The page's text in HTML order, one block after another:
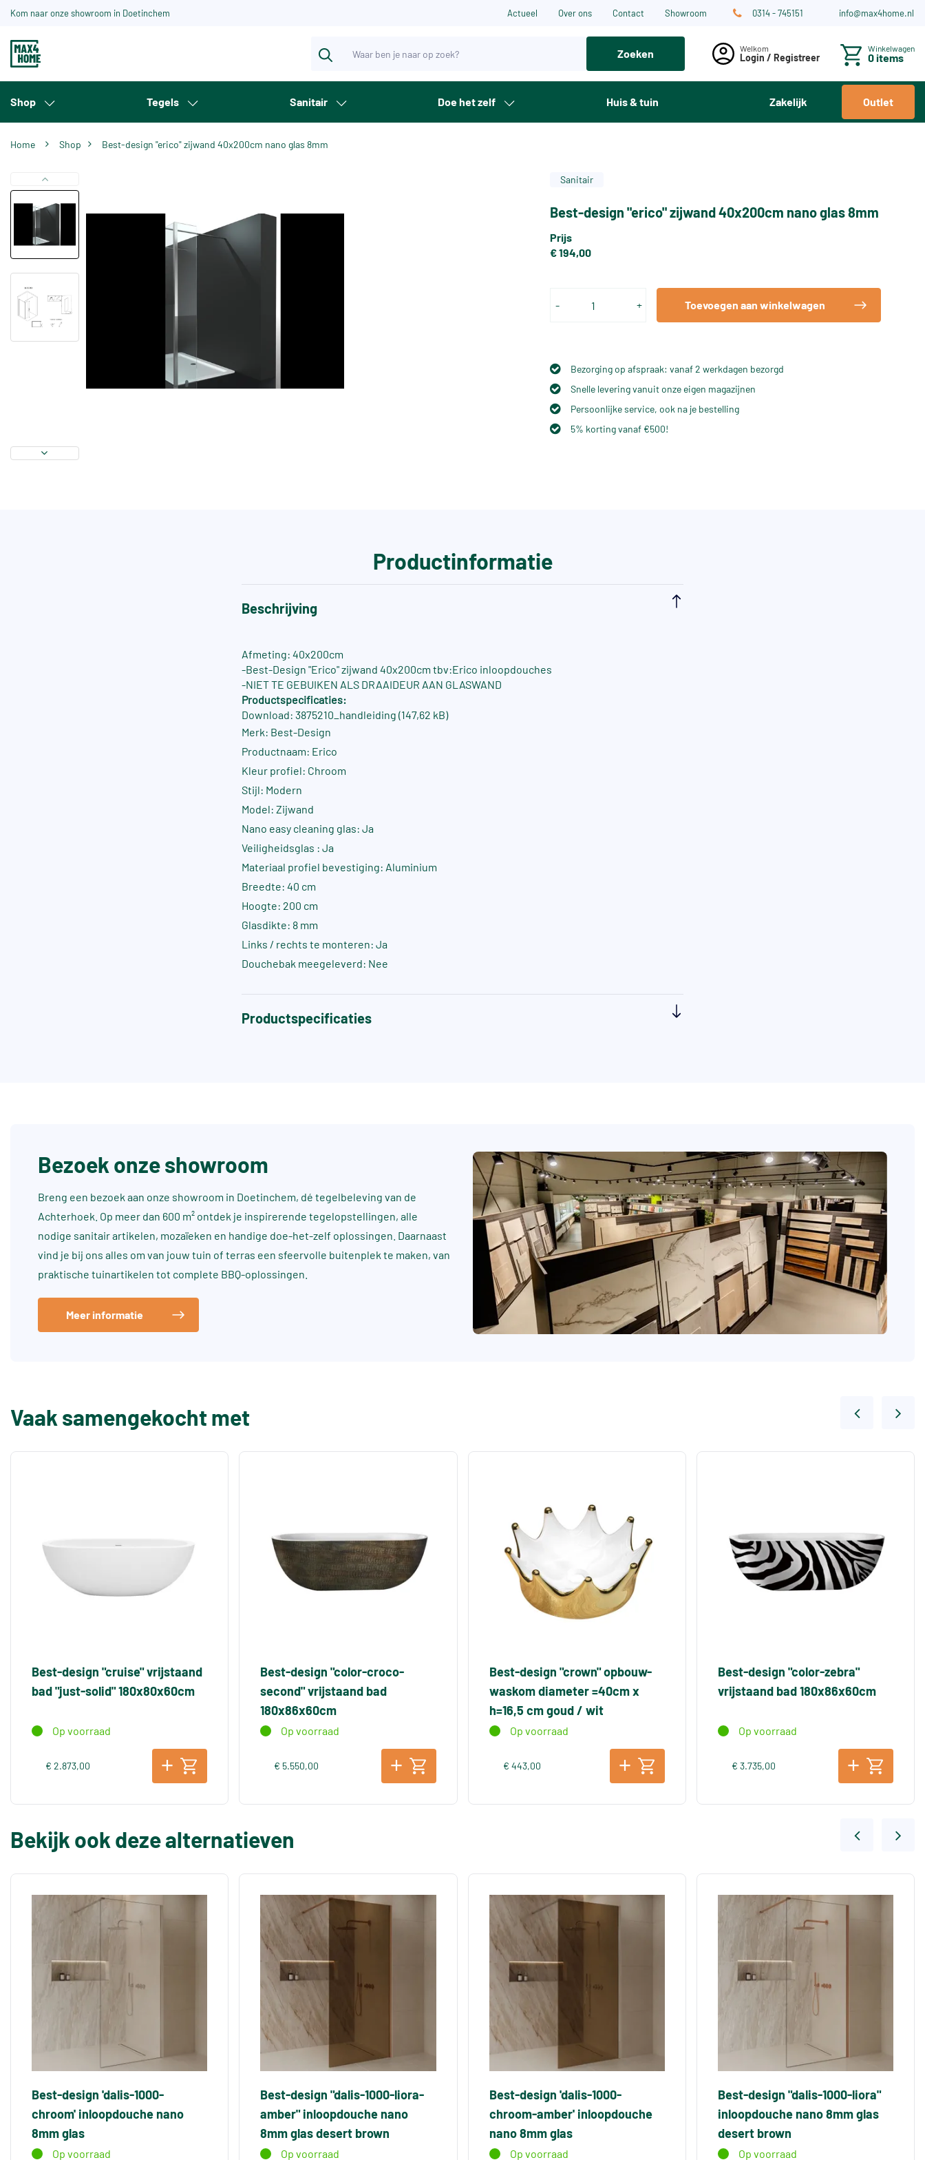
Kom naar onze showroom in Doetinchem Actueel Over ons Contact Showroom 0314 - 745151 info@max4home.nl
Zoeken Login / Registreer
Winkelwagen
0 items
Shop Tegels Sanitair Doe het zelf Huis & tuin Zakelijk Outlet
Home Shop Best-design "erico" zijwand 40x200cm nano glas 8mm
Sanitair
Best-design "erico" zijwand 40x200cm nano glas 8mm
Prijs
€ 194,00
- + Toevoegen aan winkelwagen
Bezorging op afspraak: vanaf 2 werkdagen bezorgd
Snelle levering vanuit onze eigen magazijnen
Persoonlijke service, ook na je bestelling
5% korting vanaf €500!
Productinformatie
Beschrijving
Afmeting: 40x200cm
-Best-Design "Erico" zijwand 40x200cm tbv:Erico inloopdouches
-NIET TE GEBUIKEN ALS DRAAIDEUR AAN GLASWAND
Productspecificaties:
Download: 3875210_handleiding (147,62 kB)
Merk: Best-Design
Productnaam: Erico
Kleur profiel: Chroom
Stijl: Modern
Model: Zijwand
Nano easy cleaning glas: Ja
Veiligheidsglas : Ja
Materiaal profiel bevestiging: Aluminium
Breedte: 40 cm
Hoogte: 200 cm
Glasdikte: 8 mm
Links / rechts te monteren: Ja
Douchebak meegeleverd: Nee
Productspecificaties
Bezoek onze showroom
Breng een bezoek aan onze showroom in Doetinchem, dé tegelbeleving van de
Achterhoek. Op meer dan 600 m² ontdek je inspirerende tegelopstellingen, alle
nodige sanitair artikelen, mozaïeken en handige doe-het-zelf oplossingen. Daarnaast
vind je bij ons alles om van jouw tuin of terras een sfeervolle buitenplek te maken, van
praktische tuinartikelen tot complete BBQ-oplossingen.
Meer informatie
Vaak samengekocht met
Best-design "cruise" vrijstaand
bad "just-solid" 180x80x60cm
Op voorraad
€ 2.873,00
Best-design "color-croco-
second" vrijstaand bad
180x86x60cm
Op voorraad
€ 5.550,00
Best-design "crown" opbouw-
waskom diameter =40cm x
h=16,5 cm goud / wit
Op voorraad
€ 443,00
Best-design "color-zebra"
vrijstaand bad 180x86x60cm
Op voorraad
€ 3.735,00
Bekijk ook deze alternatieven
Best-design 'dalis-1000-
chroom' inloopdouche nano
8mm glas
Op voorraad
Best-design "dalis-1000-liora-
amber" inloopdouche nano
8mm glas desert brown
Op voorraad
Best-design 'dalis-1000-
chroom-amber' inloopdouche
nano 8mm glas
Op voorraad
Best-design "dalis-1000-liora"
inloopdouche nano 8mm glas
desert brown
Op voorraad